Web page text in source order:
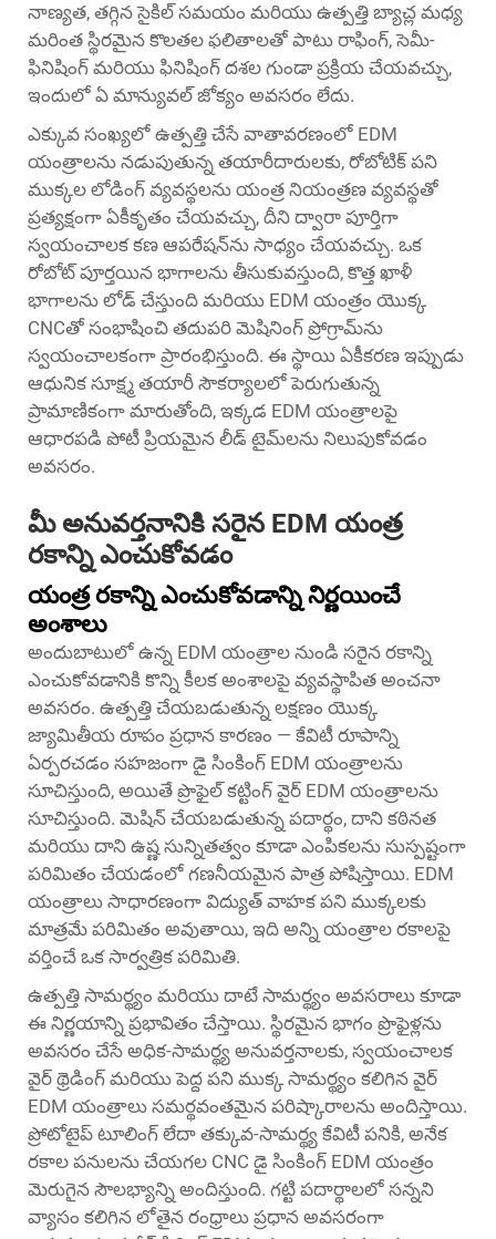
నాణ్యత, తగ్గిన సైకిల్ సమయం మరియు ఉత్పత్తి బ్యాచ్ల మధ్య
మరింత స్థిరమైన కొలతల ఫలితాలతో పాటు రాఫింగ్, సెమీ-
ఫినిషింగ్ మరియు ఫినిషింగ్ దశల గుండా ప్రక్రియ చేయవచ్చు,
ఇందులో ఏ మాన్యువల్ జోక్యం అవసరం లేదు.
ఎక్కువ సంఖ్యలో ఉత్పత్తి చేసే వాతావరణంలో EDM
యంత్రాలను నడుపుతున్న తయారీదారులకు, రోబోటిక్ పని
ముక్కల లోడింగ్ వ్యవస్థలను యంత్ర నియంత్రణ వ్యవస్థతో
ప్రత్యక్షంగా ఏకీకృతం చేయవచ్చు, దీని ద్వారా పూర్తిగా
స్వయంచాలక కణ ఆపరేషన్‌ను సాధ్యం చేయవచ్చు. ఒక
రోబోట్ పూర్తయిన భాగాలను తీసుకువస్తుంది, కొత్త ఖాళీ
భాగాలను లోడ్ చేస్తుంది మరియు EDM యంత్రం యొక్క
CNCతో సంభాషించి తదుపరి మెషినింగ్ ప్రోగ్రామ్‌ను
స్వయంచాలకంగా ప్రారంభిస్తుంది. ఈ స్థాయి ఏకీకరణ ఇప్పుడు
ఆధునిక సూక్ష్మ తయారీ సౌకర్యాలలో పెరుగుతున్న
ప్రామాణికంగా మారుతోంది, ఇక్కడ EDM యంత్రాలపై
ఆధారపడి పోటీ ప్రియమైన లీడ్ టైమ్‌లను నిలుపుకోవడం
అవసరం.
మీ అనువర్తనానికి సరైన EDM యంత్ర
రకాన్ని ఎంచుకోవడం
యంత్ర రకాన్ని ఎంచుకోవడాన్ని నిర్ణయించే
అంశాలు
అందుబాటులో ఉన్న EDM యంత్రాల నుండి సరైన రకాన్ని
ఎంచుకోవడానికి కొన్ని కీలక అంశాలపై వ్యవస్థాపిత అంచనా
అవసరం. ఉత్పత్తి చేయబడుతున్న లక్షణం యొక్క
జ్యామితీయ రూపం ప్రధాన కారణం — కేవిటీ రూపాన్ని
ఏర్పరచడం సహజంగా డై సింకింగ్ EDM యంత్రాలను
సూచిస్తుంది, అయితే ప్రొఫైల్ కట్టింగ్ వైర్ EDM యంత్రాలను
సూచిస్తుంది. మెషిన్ చేయబడుతున్న పదార్థం, దాని కఠినత
మరియు దాని ఉష్ణ సున్నితత్వం కూడా ఎంపికలను సుస్పష్టంగా
పరిమితం చేయడంలో గణనీయమైన పాత్ర పోషిస్తాయి. EDM
యంత్రాలు సాధారణంగా విద్యుత్ వాహక పని ముక్కలకు
మాత్రమే పరిమితం అవుతాయి, ఇది అన్ని యంత్రాల రకాలపై
వర్తించే ఒక సార్వత్రిక పరిమితి.
ఉత్పత్తి సామర్థ్యం మరియు దాటే సామర్థ్యం అవసరాలు కూడా
ఈ నిర్ణయాన్ని ప్రభావితం చేస్తాయి. స్థిరమైన భాగం ప్రొఫైళ్లను
అవసరం చేసే అధిక-సామర్థ్య అనువర్తనాలకు, స్వయంచాలక
వైర్ థ్రెడింగ్ మరియు పెద్ద పని ముక్క సామర్థ్యం కలిగిన వైర్
EDM యంత్రాలు సమర్థవంతమైన పరిష్కారాలను అందిస్తాయి.
ప్రోటోటైప్ టూలింగ్ లేదా తక్కువ-సామర్థ్య కేవిటీ పనికి, అనేక
రకాల పనులను చేయగల CNC డై సింకింగ్ EDM యంత్రం
మెరుగైన సౌలభ్యాన్ని అందిస్తుంది. గట్టి పదార్థాలలో సన్నని
వ్యాసం కలిగిన లోతైన రంధ్రాలు ప్రధాన అవసరంగా